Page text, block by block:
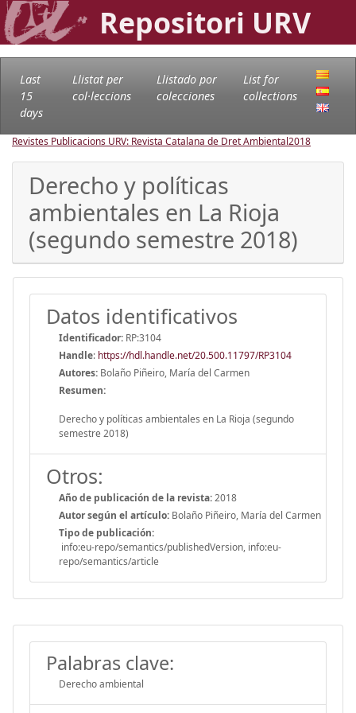
Repositori URV
Last
15
days
Llistat per
col·leccions
Llistado por
colecciones
List for
collections
Revistes Publicacions URV: Revista Catalana de Dret Ambiental2018
Derecho y políticas
ambientales en La Rioja
(segundo semestre 2018)
Datos identificativos
Identificador: RP:3104
Handle: https://hdl.handle.net/20.500.11797/RP3104
Autores: Bolaño Piñeiro, María del Carmen
Resumen:
Derecho y políticas ambientales en La Rioja (segundo
semestre 2018)
Otros:
Año de publicación de la revista:2018
Autor según el artículo: Bolaño Piñeiro, María del Carmen
Tipo de publicación:
info:eu-repo/semantics/publishedVersion, info:eu-
repo/semantics/article
Palabras clave:
Derecho ambiental